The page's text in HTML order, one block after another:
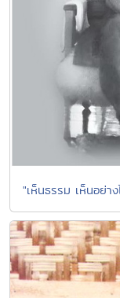
"เห็นธรรม เห็นอย่า